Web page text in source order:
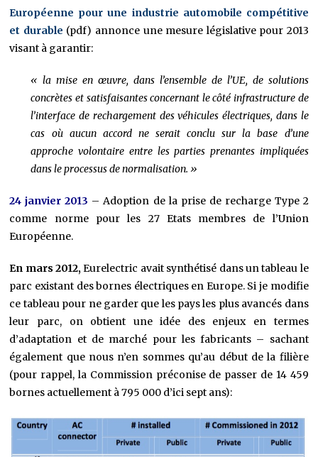
Européenne pour une industrie automobile compétitive
et durable (pdf) annonce une mesure législative pour 2013
visant à garantir:
« la mise en œuvre, dans l’ensemble de l’UE, de solutions
concrètes et satisfaisantes concernant le côté infrastructure de
l’interface de rechargement des véhicules électriques, dans le
cas où aucun accord ne serait conclu sur la base d’une
approche volontaire entre les parties prenantes impliquées
dans le processus de normalisation. »
24 janvier 2013 – Adoption de la prise de recharge Type 2
comme norme pour les 27 Etats membres de l’Union
Européenne.
En mars 2012,Eurelectric avait synthétisé dans un tableau le
parc existant des bornes électriques en Europe. Si je modifie
ce tableau pour ne garder que les pays les plus avancés dans
leur parc, on obtient une idée des enjeux en termes
d’adaptation et de marché pour les fabricants – sachant
également que nous n’en sommes qu’au début de la filière
(pour rappel, la Commission préconise de passer de 14 459
bornes actuellement à 795 000 d’ici sept ans):